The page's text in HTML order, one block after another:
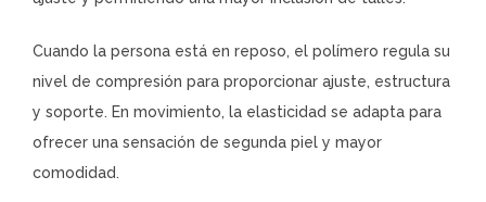
Cuando la persona está en reposo, el polímero regula su
nivel de compresión para proporcionar ajuste, estructura
y soporte. En movimiento, la elasticidad se adapta para
ofrecer una sensación de segunda piel y mayor
comodidad.